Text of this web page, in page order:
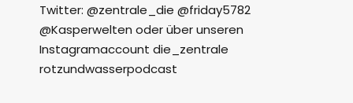
Twitter: @zentrale_die @friday5782
@Kasperwelten oder über unseren
Instagramaccount die_zentrale
rotzundwasserpodcast